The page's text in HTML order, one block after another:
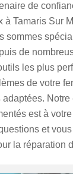
de
à Tamaris Sur
sommes
de
les plus
de votre
Notre
est à
et
la réparation